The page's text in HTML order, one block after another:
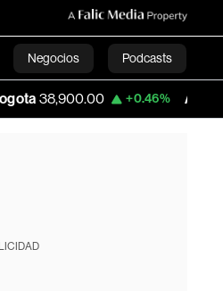
Negocios Podcasts
+0.46% Apple 312.53